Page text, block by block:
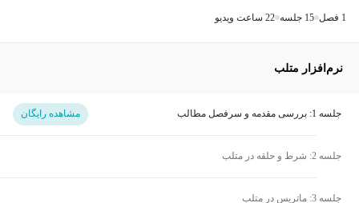
1 فصل 15 جلسه 22 ساعت ویدیو
نرم‌افزار متلب
جلسه 1: بررسی مقدمه و سرفصل مطالب مشاهده رایگان
جلسه 2: شرط و حلقه در متلب
جلسه 3: ماتریس در متلب